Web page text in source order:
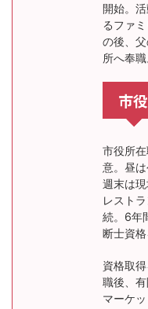
開始。
るファ
の後、
所へ奉職
市
市役所
意。昼
週末は
レスト
続。6年
断士資格
資格取
職後、
マーケ